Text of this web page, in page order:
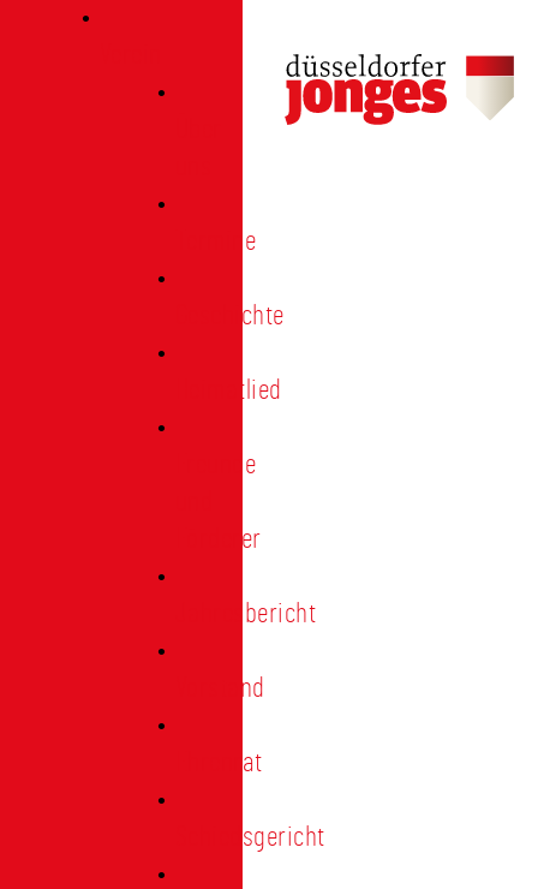
Termine
Geschichte
Heimatlied
Freunde
Förderer
Jahresbericht
Vorstand
Ehrenrat
Schiedsgericht